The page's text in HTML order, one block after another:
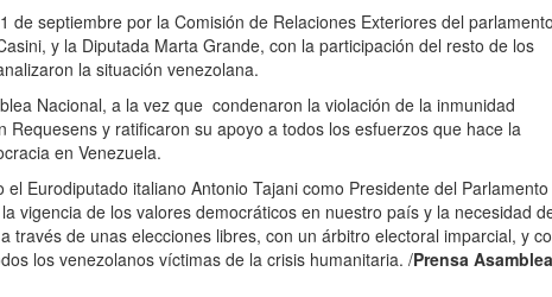
de septiembre por la Comisión de Relaciones Exteriores del parlamento
y la Diputada Marta Grande, con la participación del resto de los
la situación venezolana.
Nacional, a la vez que condenaron la violación de la inmunidad
y ratificaron su apoyo a todos los esfuerzos que hace la
en Venezuela.
Eurodiputado italiano Antonio Tajani como Presidente del Parlamento
vigencia de los valores democráticos en nuestro país y la necesidad
través de unas elecciones libres, con un árbitro electoral imparcial, y
los venezolanos víctimas de la crisis humanitaria. /Prensa Asamblea